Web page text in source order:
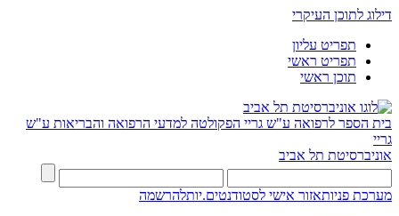
דילוג לתוכן העיקרי
תפריט עליון
תפריט ראשי
תוכן ראשי
בית הספר לרפואה ע"ש גריי הפקולטה למדעי הרפואה והבריאות ע"ש
גריי
אוניברסיטת תל אביב
מערכת פניותאזור אישי לסטודנטים.יותלהרשמה